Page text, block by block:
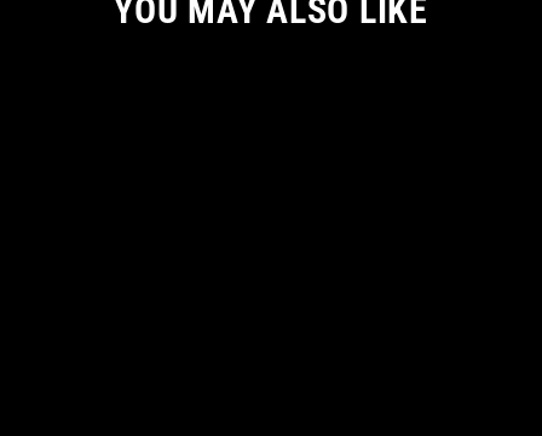
YOU MAY ALSO LIKE